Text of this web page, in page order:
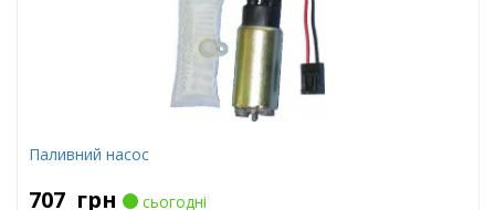
Паливний насос
707 грн
сьогодні